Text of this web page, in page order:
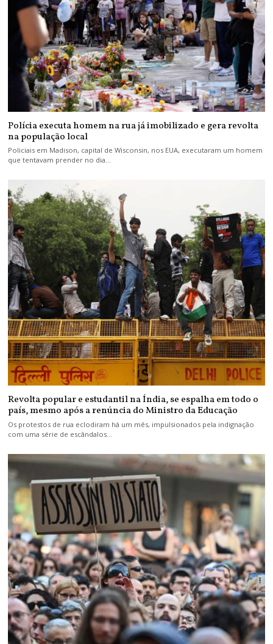
Polícia executa homem na rua já imobilizado e gera revolta
na população local
Policiais em Madison, capital de Wisconsin, nos EUA, executaram um homem
que tentavam prender no dia…
Revolta popular e estudantil na Índia, se espalha em todo o
país, mesmo após a renúncia do Ministro da Educação
Os protestos de rua eclodiram há um mês, impulsionados pela indignação
com uma série de escândalos…